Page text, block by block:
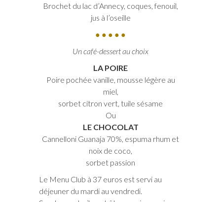
Brochet du lac d’Annecy, coques, fenouil,
jus à l’oseille
● ● ● ● ●
Un café-dessert au choix
LA POIRE
Poire pochée vanille, mousse légère au
miel,
sorbet citron vert, tuile sésame
Ou
LE CHOCOLAT
Cannelloni Guanaja 70%, espuma rhum et
noix de coco,
sorbet passion
Le Menu Club à 37 euros est servi au
déjeuner du mardi au vendredi.